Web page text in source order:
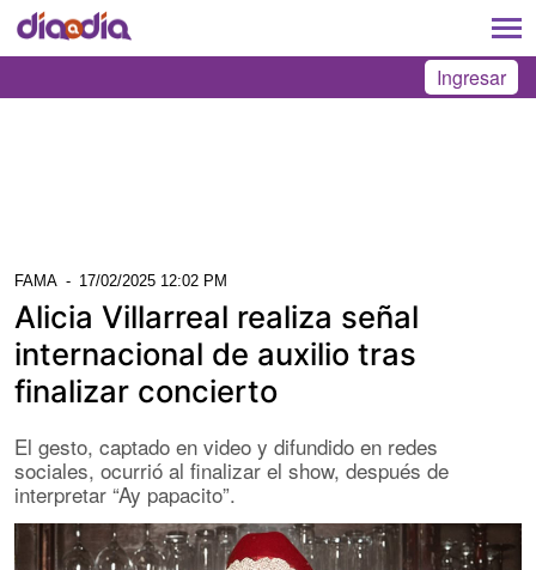
Ingresar
FAMA - 17/02/2025 12:02 PM
Alicia Villarreal realiza señal
internacional de auxilio tras
finalizar concierto
El gesto, captado en video y difundido en redes
sociales, ocurrió al finalizar el show, después de
interpretar “Ay papacito”.